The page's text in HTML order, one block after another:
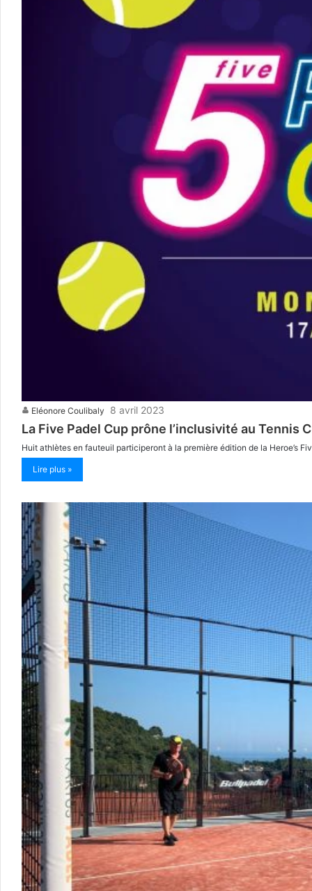
Eléonore Coulibaly 8 avril 2023
La Five Padel Cup prône l’inclusivité au Tennis
Huit athlètes en fauteuil participeront à la première édition de la Heroe’s
Lire plus »